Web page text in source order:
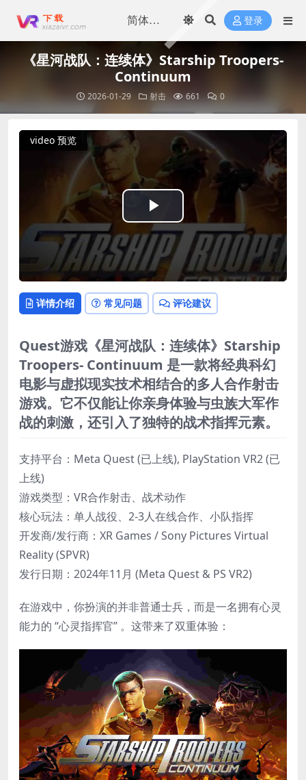
登录
《星河战队：连续体》Starship Troopers-
Continuum
2026-01-29 射击 661 0
video 预览
Play
Video
详情介绍 常见问题 评论建议
Quest游戏《星河战队：连续体》Starship
Troopers- Continuum 是一款将经典科幻
电影与虚拟现实技术相结合的多人合作射击
游戏。它不仅能让你亲身体验与虫族大军作
战的刺激，还引入了独特的战术指挥元素。
支持平台：Meta Quest​ (已上线), ​PlayStation VR2​ (已
上线)
​游戏类型：VR合作射击、战术动作
​核心玩法：单人战役、2-3人在线合作、小队指挥
​开发商/发行商：XR Games / Sony Pictures Virtual
Reality (SPVR)
​发行日期：2024年11月 (Meta Quest & PS VR2)
在游戏中，你扮演的并非普通士兵，而是一名拥有心灵
能力的 ​​“心灵指挥官”​​ 。这带来了双重体验：